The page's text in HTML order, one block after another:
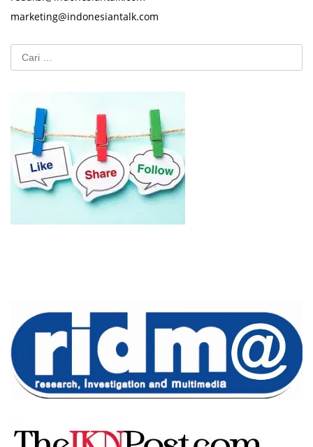
marketing@indonesiantalk.com
Cari
untuk: